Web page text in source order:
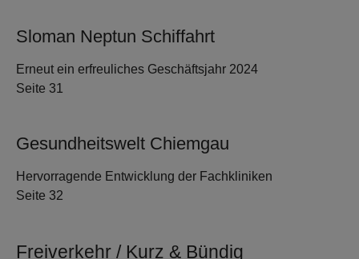
Sloman Neptun Schiffahrt
Erneut ein erfreuliches Geschäftsjahr 2024
Seite 31
Gesundheitswelt Chiemgau
Hervorragende Entwicklung der Fachkliniken
Seite 32
Freiverkehr / Kurz & Bündig